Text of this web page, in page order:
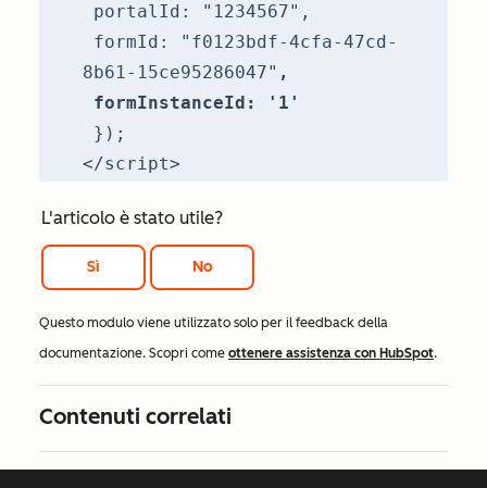
portalId: "1234567",
formId: "f0123bdf-4cfa-47cd-
8b61-15ce95286047" ,
formInstanceId: '1'
});
</script>
L'articolo è stato utile?
Sì No
Questo modulo viene utilizzato solo per il feedback della
documentazione. Scopri come ottenere assistenza con HubSpot.
Contenuti correlati